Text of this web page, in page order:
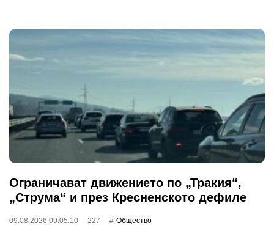
Ограничават движението по „Тракия“,
„Струма“ и през Кресненското дефиле
09.08.2026 09:05:10 227 Общество